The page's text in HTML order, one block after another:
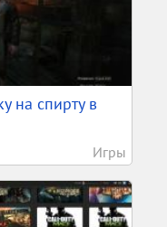
на спирту в
Игры